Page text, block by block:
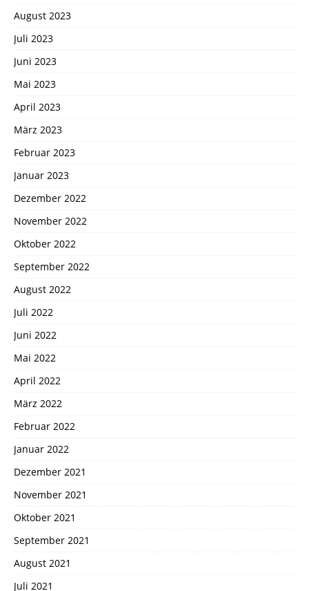
August 2023
Juli 2023
Juni 2023
Mai 2023
April 2023
März 2023
Februar 2023
Januar 2023
Dezember 2022
November 2022
Oktober 2022
September 2022
August 2022
Juli 2022
Juni 2022
Mai 2022
April 2022
März 2022
Februar 2022
Januar 2022
Dezember 2021
November 2021
Oktober 2021
September 2021
August 2021
Juli 2021